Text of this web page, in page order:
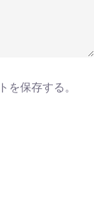
保存する。